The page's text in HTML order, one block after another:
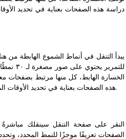
دراسة هذه الصفحات بعناية في تحديد
يبدأ التنقل في أنماط الشموع الهابطة من
الخسارة الهابط، كل منها مرتبط
النقر على صفحة التنقل سينقلك
الصفحات تعريفًا موجزًا للنمط المحدد،